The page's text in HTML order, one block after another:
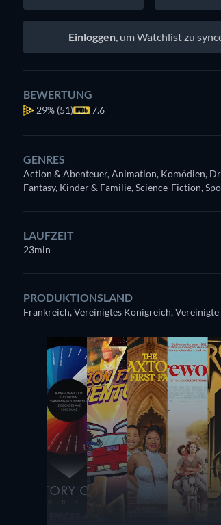
Einloggen, um Watchlist zu
BEWERTUNG
29% (51) 7.6
GENRES
Action & Abenteuer, Animation, Komödien,
Fantasy, Kinder & Familie, Science-Fiction,
LAUFZEIT
23min
PRODUKTIONSLAND
Frankreich, Vereinigtes Königreich, Vereinigte